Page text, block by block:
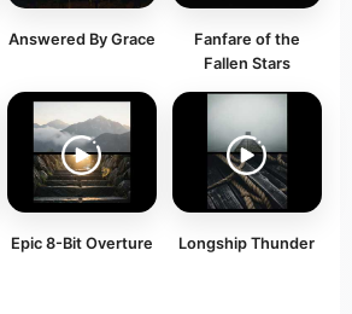
Answered By Grace
Fanfare of the
Fallen Stars
Epic 8-Bit Overture Longship Thunder